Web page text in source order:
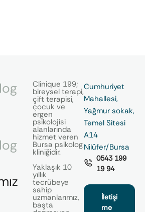
Clinique 199;
bireysel terapi,
çift terapisi,
çocuk ve
ergen
psikolojisi
alanlarında
hizmet veren
Bursa psikolog
kliniğidir.
Yaklaşık 10
yıllık
tecrübeye
sahip
uzmanlarımız,
başta
Cumhuriyet
Mahallesi,
Yağmur sokak,
Temel Sitesi
A14
Nilüfer/Bursa
0543 199
19 94
İletişi
me